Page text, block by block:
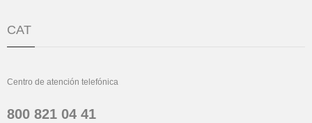
CAT
Centro de atención telefónica
800 821 04 41